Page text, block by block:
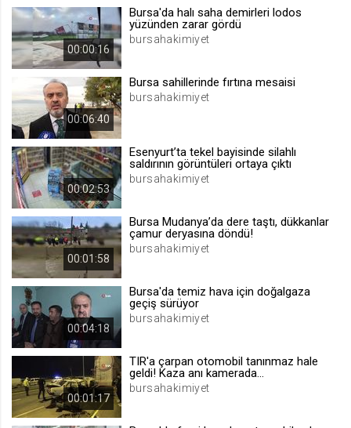
Oturum doğrulama verisi
1 ay
.web.tv
voteLike*
İsimsiz ziyaretçi için site içeriği
beğenme
1 ay
voteDislike*
.web.tv
beğenmeme
1 ay
00:00:16
Bursa'da halı saha demirleri lodos
yüzünden zarar gördü
bursahakimiyet
00:06:40
Bursa sahillerinde fırtına mesaisi
bursahakimiyet
00:02:53
Esenyurt’ta tekel bayisinde silahlı
saldırının görüntüleri ortaya çıktı
bursahakimiyet
00:01:58
Bursa Mudanya’da dere taştı, dükkanlar
çamur deryasına döndü!
bursahakimiyet
00:04:18
Bursa'da temiz hava için doğalgaza
geçiş sürüyor
bursahakimiyet
00:01:17
TIR'a çarpan otomobil tanınmaz hale
geldi! Kaza anı kamerada...
bursahakimiyet